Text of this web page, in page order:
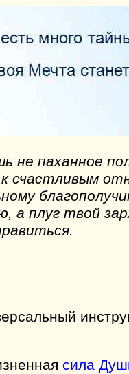
не паханное
счастливым
а плуг твой
сила